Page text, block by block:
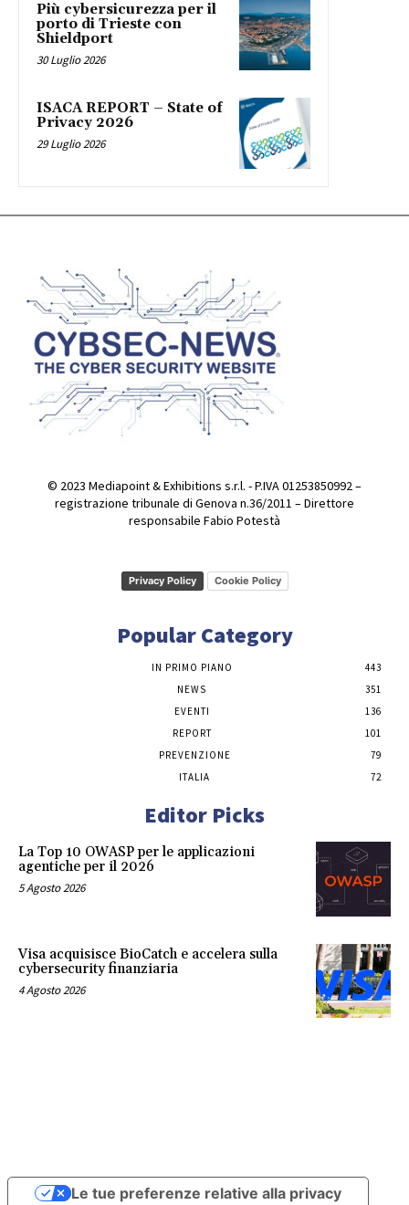
Più cybersicurezza per il
porto di Trieste con
Shieldport
30 Luglio 2026
ISACA REPORT – State of
Privacy 2026
29 Luglio 2026
© 2023 Mediapoint & Exhibitions s.r.l. - P.IVA 01253850992 –
registrazione tribunale di Genova n.36/2011 – Direttore
responsabile Fabio Potestà
Privacy Policy Cookie Policy
Popular Category
IN PRIMO PIANO
443
NEWS
351
EVENTI
136
REPORT
101
PREVENZIONE
79
ITALIA
72
Editor Picks
La Top 10 OWASP per le applicazioni
agentiche per il 2026
5 Agosto 2026
Visa acquisisce BioCatch e accelera sulla
cybersecurity finanziaria
4 Agosto 2026
Le tue preferenze relative alla privacy